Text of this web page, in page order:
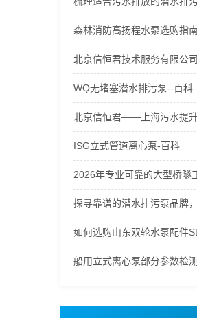
WQ无堵塞潜水排污泵--百科
ISG立式管道离心泵-百科
船用立式离心泵部分参数检测